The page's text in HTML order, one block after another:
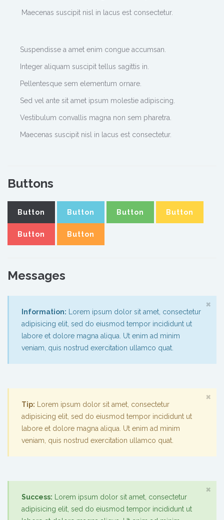
Maecenas suscipit nisl in lacus est consectetur.
Suspendisse a amet enim congue accumsan.
Integer aliquam suscipit tellus sagittis in.
Pellentesque sem elementum ornare.
Sed vel ante sit amet ipsum molestie adipiscing.
Vestibulum convallis magna non sem pharetra.
Maecenas suscipit nisl in lacus est consectetur.
Buttons
Button Button Button Button
Button Button
Messages
Information: Lorem ipsum dolor sit amet, consectetur
adipisicing elit, sed do eiusmod tempor incididunt ut
labore et dolore magna aliqua. Ut enim ad minim
veniam, quis nostrud exercitation ullamco quat.
×
Tip: Lorem ipsum dolor sit amet, consectetur
adipisicing elit, sed do eiusmod tempor incididunt ut
labore et dolore magna aliqua. Ut enim ad minim
veniam, quis nostrud exercitation ullamco quat.
×
Success: Lorem ipsum dolor sit amet, consectetur
adipisicing elit, sed do eiusmod tempor incididunt ut
×